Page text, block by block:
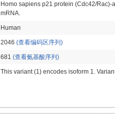
Homo sapiens p21 protein (Cdc42/
mRNA.
Human
2046 (查看编码区序列)
681 (查看氨基酸序列)
This variant (1) encodes isoform 1.